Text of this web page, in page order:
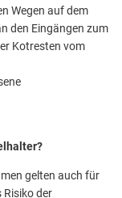
Wegen auf dem
den Eingängen zum
Kotresten vom
gelten auch für
Risiko der